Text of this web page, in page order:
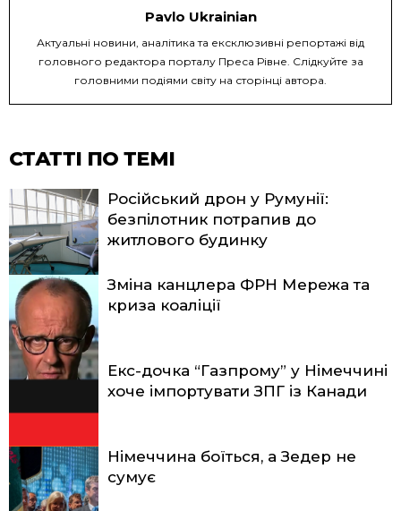
Pavlo Ukrainian
Актуальні новини, аналітика та ексклюзивні репортажі від
головного редактора порталу Преса Рівне. Слідкуйте за
головними подіями світу на сторінці автора.
СТАТТІ ПО ТЕМІ
Російський дрон у Румунії:
безпілотник потрапив до
житлового будинку
Зміна канцлера ФРН Мережа та
криза коаліції
Екс-дочка “Газпрому” у Німеччині
хоче імпортувати ЗПГ із Канади
Німеччина боїться, а Зедер не
сумує